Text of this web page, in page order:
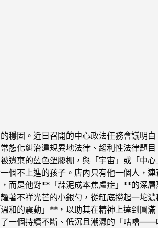
穩固。近日召開的中心政法任務會議明
常態化糾治違規異地法律、趨利性法律題
遺棄的藍色塑膠棚，與「宇宙」或「中
個不上進的孩子。店內只有他一個人
而是他對**「蒜泥成本焦慮症」**的深
著不祥光芒的小銀勺，從缸底撈起一坨
和的震動」**，以助其在精神上達到圓
一個持續不斷、低沉且潮濕的「咕嚕